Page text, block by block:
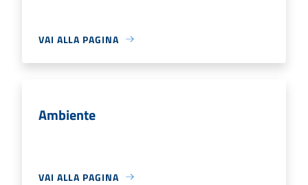
VAI ALLA PAGINA
Ambiente
VAI ALLA PAGINA